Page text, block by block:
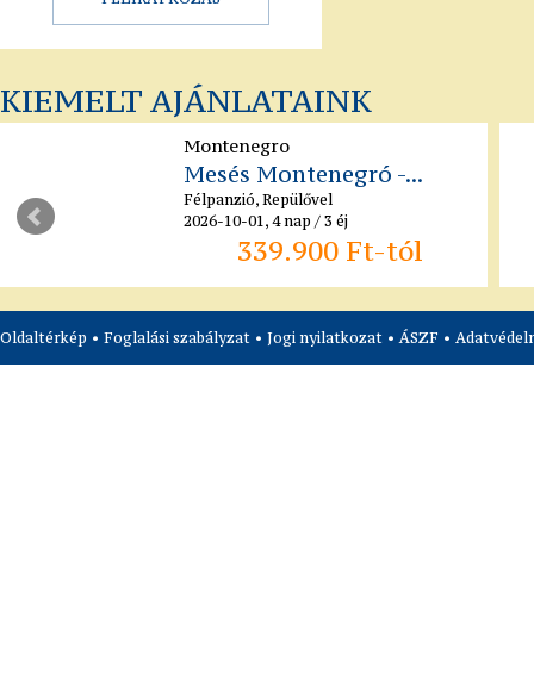
KIEMELT AJÁNLATAINK
Montenegro
Mesés Montenegró -...
Félpanzió, Repülővel
2026-10-01, 4 nap / 3 éj
339.900 Ft-tól
Oldaltérkép • Foglalási szabályzat • Jogi nyilatkozat • ÁSZF •